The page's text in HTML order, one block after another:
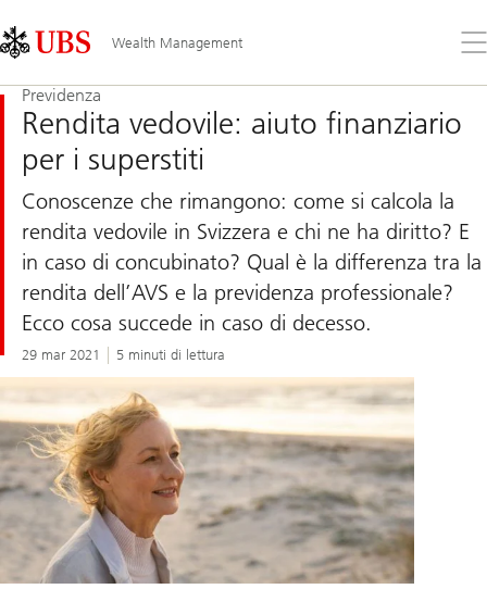
Links
Area
Wealth Management
il
Previdenza
Rendita vedovile: aiuto finanziario
per i superstiti
Conoscenze che rimangono: come si calcola la
rendita vedovile in Svizzera e chi ne ha diritto? E
in caso di concubinato? Qual è la differenza tra la
rendita dell’AVS e la previdenza professionale?
Ecco cosa succede in caso di decesso.
29 mar 2021 5 minuti di lettura